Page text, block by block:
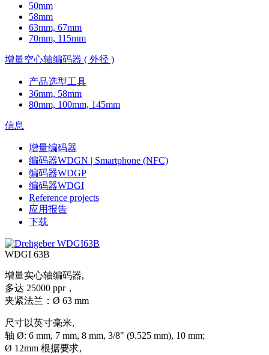
50mm
58mm
63mm, 67mm
70mm, 115mm
增量空心轴编码器 ( 外径 )
产品选型工具
36mm, 58mm
80mm, 100mm, 145mm
信息
增量编码器
编码器WDGN | Smartphone (NFC)
编码器WDGP
编码器WDGI
Reference projects
应用报告
下载
WDGI 63B
增量实心轴编码器,
多达 25000 ppr，
夹紧法兰：Ø 63 mm
尺寸以英寸毫米,
轴 Ø: 6 mm, 7 mm, 8 mm, 3/8" (9.525 mm), 10 mm;
Ø 12mm 根据要求,